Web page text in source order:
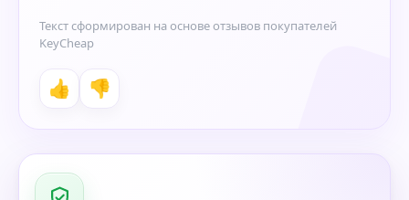
Текст сформирован на основе отзывов покупателей
KeyCheap
👍 👎